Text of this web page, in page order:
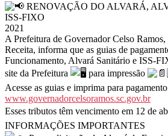
RENOVAÇÃO DO ALVARÁ,
ISS-FIXO
2021
A Prefeitura de Governador Celso
Receita, informa que as guias de
Funcionamento, Alvará Sanitário e ISS-
site da Prefeitura
para impressão
Acesse as guias e imprima para
www.governadorcelsoramos.sc.gov.br
Esses tributos têm vencimento em 12 de
INFORMAÇÕES IMPORTANTES